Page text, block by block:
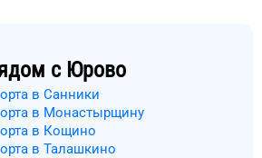
с Юрово
в Санники
в Монастырщину
в Кощино
в Талашкино